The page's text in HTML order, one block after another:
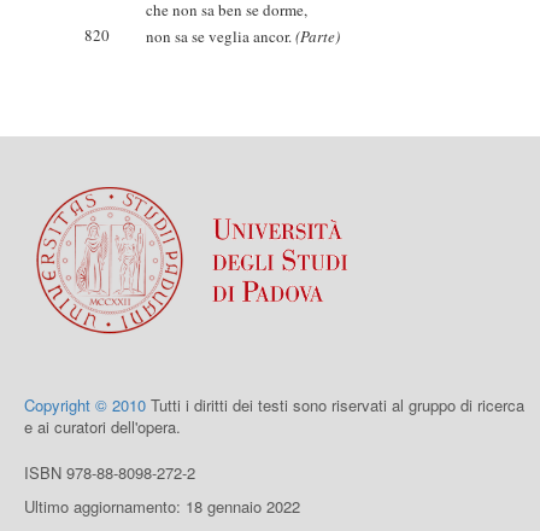
che non sa ben se dorme,
820
non sa se veglia ancor.(Parte)
Copyright © 2010 Tutti i diritti dei testi sono riservati al gruppo di ricerca
e ai curatori dell'opera.
ISBN 978-88-8098-272-2
Ultimo aggiornamento: 18 gennaio 2022